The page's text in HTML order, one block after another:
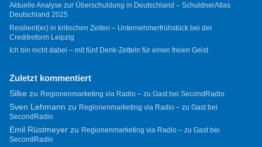
Aktuelle Analyse zur Überschuldung in Deutschland – SchuldnerAtlas
Deutschland 2025
Resilient(er) in kritischen Zeiten – Unternehmerfrühstück bei der
Creditreform Leipzig
Ich bin nicht dabei – mit fünf Denk-Zetteln für einen freien Geist
Zuletzt kommentiert
Silkezu Regionenmarketing via Radio – zu Gast bei SecondRadio
Sven Lehmann zu Regionenmarketing via Radio – zu Gast bei
SecondRadio
Emil Rüstmeyerzu Regionenmarketing via Radio – zu Gast bei
SecondRadio